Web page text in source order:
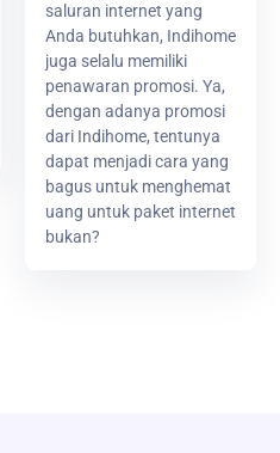
saluran internet yang
Anda butuhkan, Indihome
juga selalu memiliki
penawaran promosi. Ya,
dengan adanya promosi
dari Indihome, tentunya
dapat menjadi cara yang
bagus untuk menghemat
uang untuk paket internet
bukan?